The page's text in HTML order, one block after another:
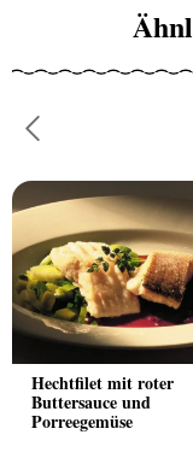
Hechtfilet mit roter
Buttersauce und
Porreegemüse